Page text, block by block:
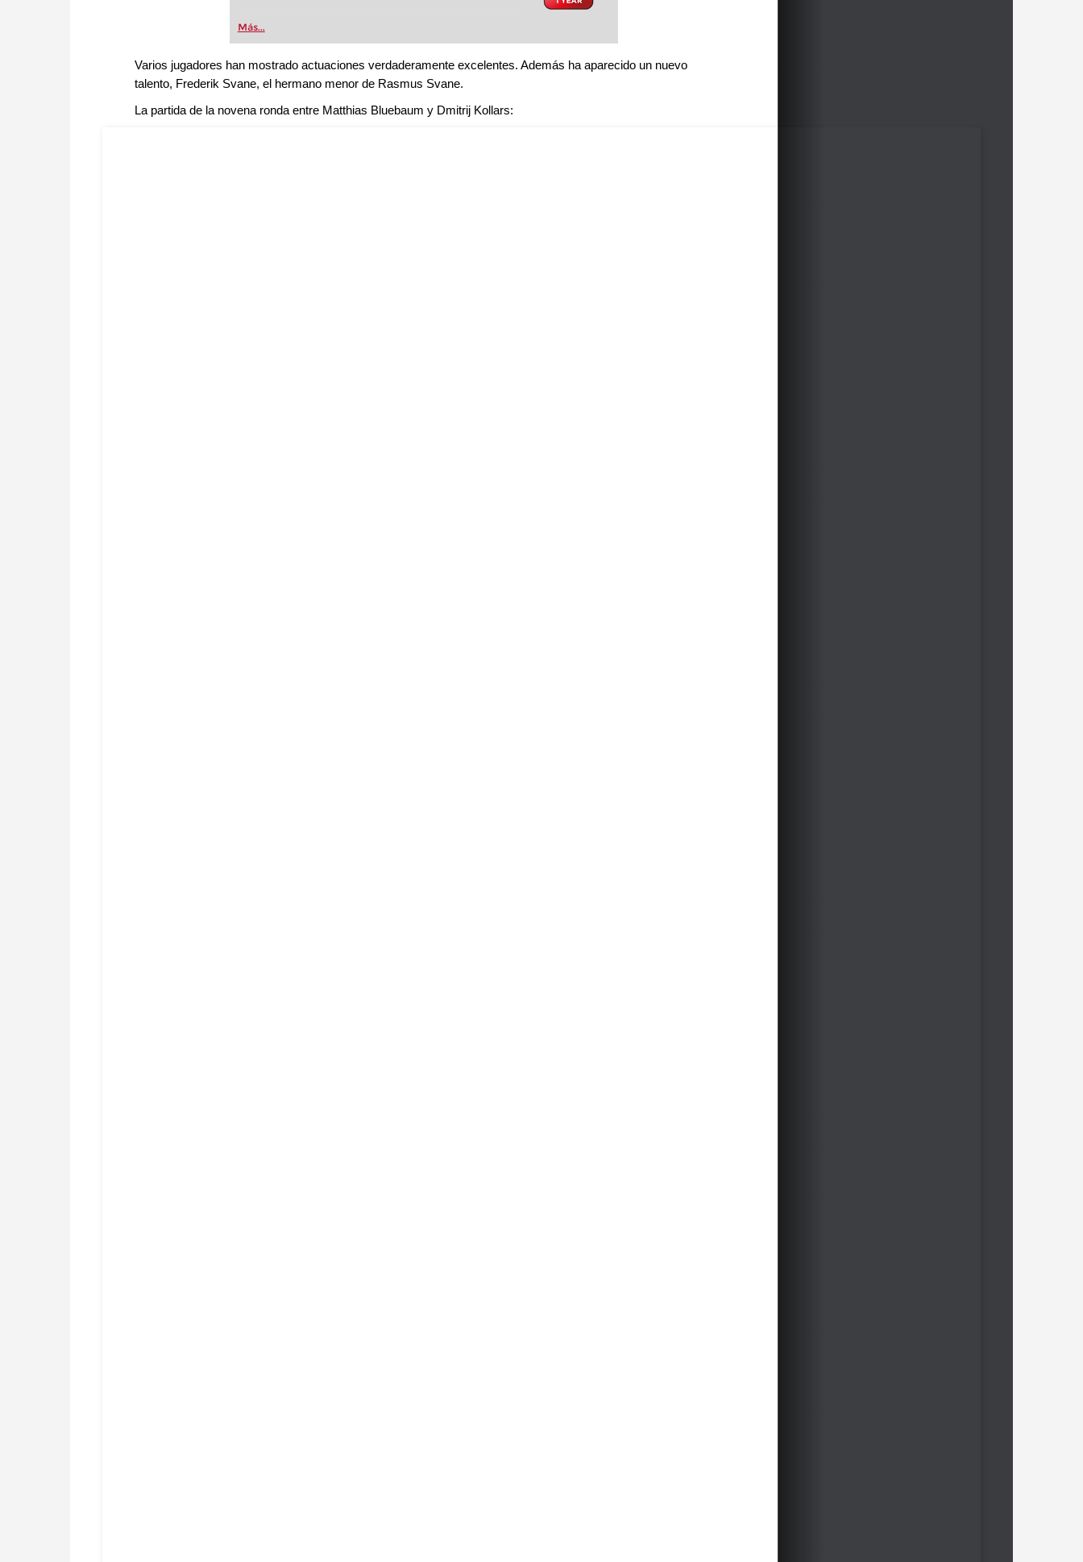
Más...
Varios jugadores han mostrado actuaciones verdaderamente excelentes. Además ha aparecido un nuevo
talento, Frederik Svane, el hermano menor de Rasmus Svane.
La partida de la novena ronda entre Matthias Bluebaum y Dmitrij Kollars: